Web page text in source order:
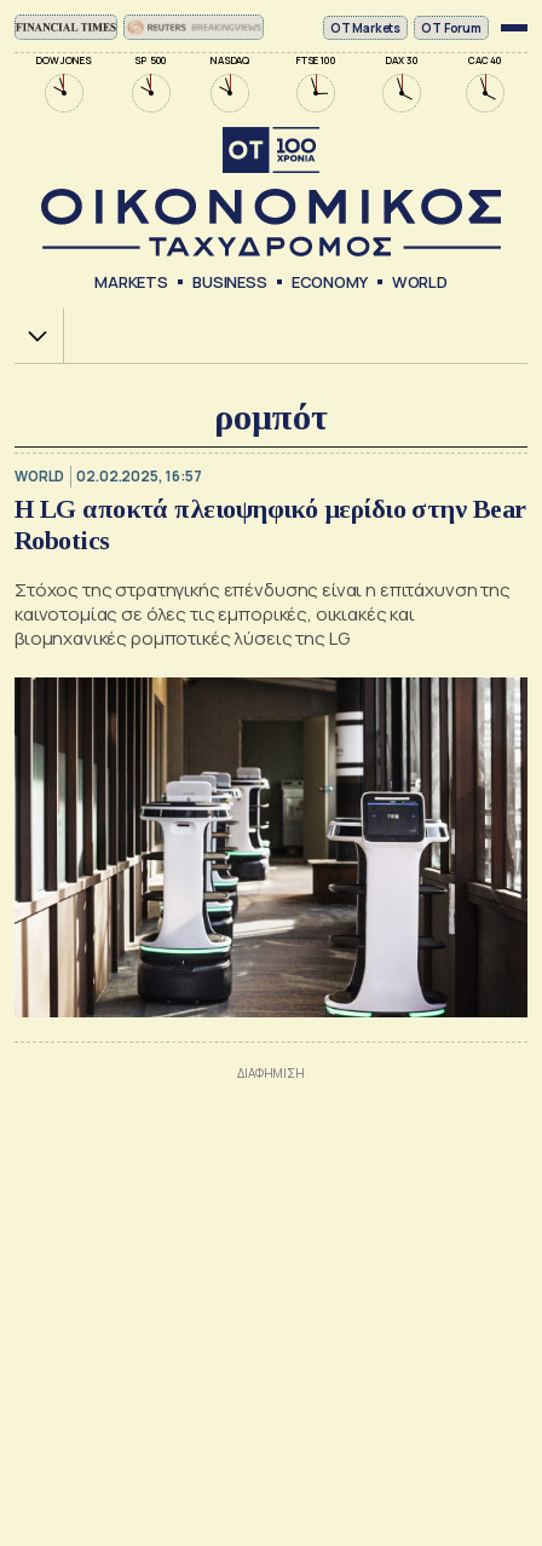
DOW JONES SP 500 NASDAQ FTSE 100 DAX 30 CAC 40
ΟΤ Markets OT Forum
MARKETS BUSINESS ECONOMY WORLD
Χ.Α.
ρομπότ
WORLD 02.02.2025, 16:57
H LG αποκτά πλειοψηφικό μερίδιο στην Bear
Robotics
Στόχος της στρατηγικής επένδυσης είναι η επιτάχυνση της
καινοτομίας σε όλες τις εμπορικές, οικιακές και
βιομηχανικές ρομποτικές λύσεις της LG